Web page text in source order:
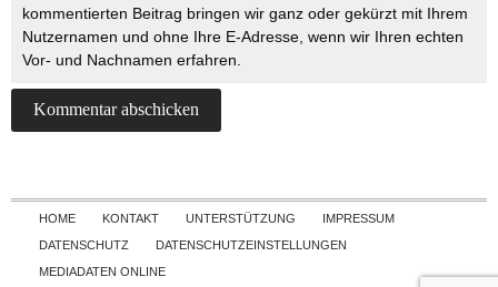
kommentierten Beitrag bringen wir ganz oder gekürzt mit Ihrem
Nutzernamen und ohne Ihre E-Adresse, wenn wir Ihren echten
Vor- und Nachnamen erfahren.
Skip to content
HOME KONTAKT UNTERSTÜTZUNG
IMPRESSUM
DATENSCHUTZ
DATENSCHUTZEINSTELLUNGEN
MEDIADATEN ONLINE